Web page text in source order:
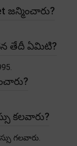
జన్మించారు?
తేదీ ఏమిటి?
కలవారు?
గలవారు.